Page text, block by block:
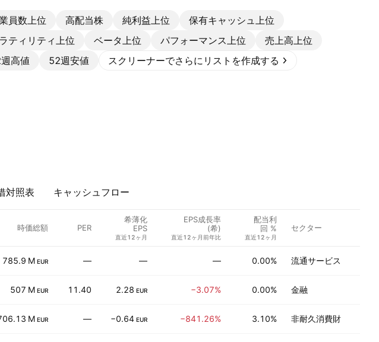
員数上位 高配当株 純利益上位
保有キャッシュ上位
ティリティ上位 ベータ上位 パフォーマンス上位
売上高上位
高値 52週安値 スクリーナーでさらにリストを作成する
対照表 キャッシュフロー
時価総額 PER
希薄化
EPS
直近12ヶ月
EPS成長率
(希)
直近12ヶ月前年比
配当利
回 %
直近12ヶ月
セクター
785.9 M EUR — — — 0.00% 流通サービス
507 M EUR 11.40 2.28 EUR −3.07% 0.00% 金融
M EUR — −0.64 EUR −841.26% 3.10% 非耐久消費財